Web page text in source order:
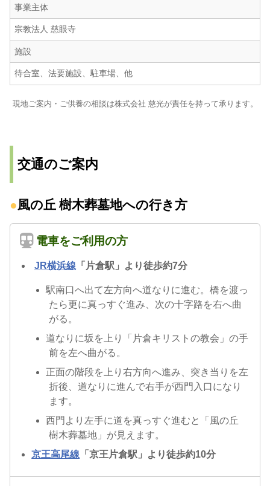
事業主体
宗教法人 慈眼寺
施設
待合室、法要施設、駐車場、他
現地ご案内・ご供養の相談は株式会社 慈光が責任を持って承ります。
交通のご案内
風の丘 樹木葬墓地への行き方
電車をご利用の方
JR横浜線 「片倉駅」より徒歩約7分
駅南口へ出て左方向へ道なりに進む。橋を渡っ
たら更に真っすぐ進み、次の十字路を右へ曲
がる。
道なりに坂を上り「片倉キリストの教会」の手
前を左へ曲がる。
正面の階段を上り右方向へ進み、突き当りを左
折後、道なりに進んで右手が西門入口になり
ます。
西門より左手に道を真っすぐ進むと「風の丘
樹木葬墓地」が見えます。
京王高尾線 「京王片倉駅」より徒歩約10分